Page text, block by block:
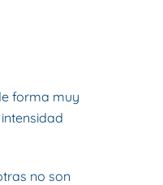
forma muy
no son